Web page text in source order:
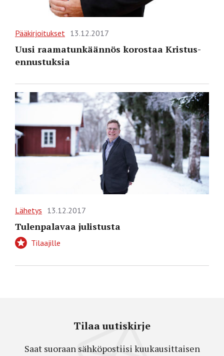
Pääkirjoitukset 13.12.2017
Uusi raamatunkäännös korostaa Kristus-
ennustuksia
Lähetys 13.12.2017
Tulenpalavaa julistusta
Tilaajille
Tilaa uutiskirje
Saat suoraan sähköpostiisi kuukausittaisen